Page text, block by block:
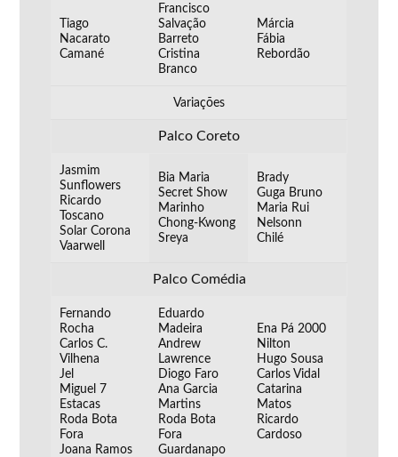
Tiago
Nacarato
Camané
Francisco
Salvação
Barreto
Cristina
Branco
Márcia
Fábia
Rebordão
Variações
Palco Coreto
Jasmim
Sunflowers
Ricardo
Toscano
Solar Corona
Vaarwell
Bia Maria
Secret Show
Marinho
Chong-Kwong
Sreya
Brady
Guga Bruno
Maria Rui
Nelsonn
Chilé
Palco Comédia
Fernando
Rocha
Carlos C.
Vilhena
Jel
Miguel 7
Estacas
Roda Bota
Fora
Joana Ramos
Eduardo
Madeira
Andrew
Lawrence
Diogo Faro
Ana Garcia
Martins
Roda Bota
Fora
Guardanapo
Ena Pá 2000
Nilton
Hugo Sousa
Carlos Vidal
Catarina
Matos
Ricardo
Cardoso